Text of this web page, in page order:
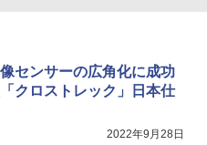
センサーの広角化に成功
クロストレック」日本仕
2022年9月28日